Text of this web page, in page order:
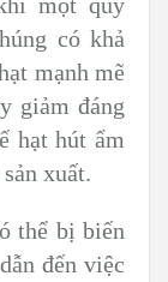
có khả
mạnh mẽ
giảm đáng
hạt hút ẩm
xuất.
thể bị biến
đến việc